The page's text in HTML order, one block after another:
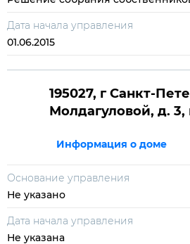
Дата начала управления
01.06.2015
195027, г Санкт-
Молдагуловой, д. 3,
Информация о доме
Основание управления
Не указано
Дата начала управления
Не указана